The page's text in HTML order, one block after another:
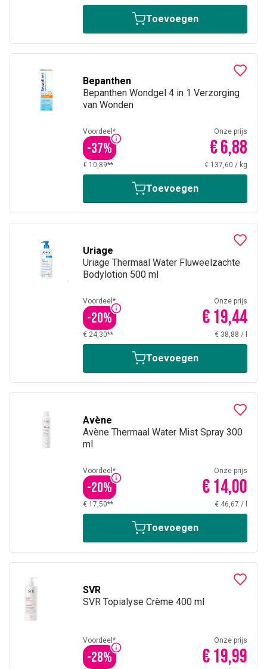
Toevoegen
Bepanthen
Bepanthen Wondgel 4 in 1 Verzorging
van Wonden
Voordeel*
-37%
Onze prijs
€ 6,88
€ 10,89** € 137,60 / kg
Toevoegen
Uriage
Uriage Thermaal Water Fluweelzachte
Bodylotion 500 ml
Voordeel*
-20%
Onze prijs
€ 19,44
€ 24,30** € 38,88 /
Toevoegen
Avène
Avène Thermaal Water Mist Spray 300
ml
Voordeel*
-20%
Onze prijs
€ 14,00
€ 17,50** € 46,67 /
Toevoegen
SVR
SVR Topialyse Crème 400 ml
Voordeel*
-28%
Onze prijs
€ 19,99